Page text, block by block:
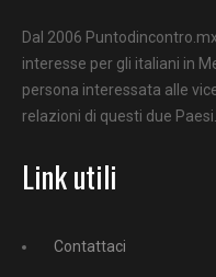
Dal 2006
interesse per gli italiani in
persona interessata alle
relazioni di questi due Paesi.
Link utili
Contattaci